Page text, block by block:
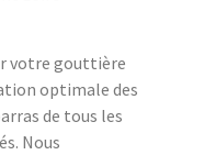
votre gouttière
optimale des
de tous les
Nous